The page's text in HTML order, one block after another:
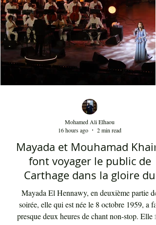
Mayada et Mouhamad Khairy
font voyager le public de
Carthage dans la gloire du
chant et de la musique
Mohamed Ali Elhaou
16 hours ago
2 min read